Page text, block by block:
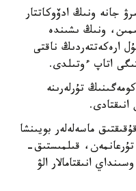
جانە ونىڭ ادۆوكاتتار
ونىڭ ىشىندە
ارەكەتتەردىڭ ناقتى
اتاپ ءوتىلدى.
تۇرلەرىنە
انىقتادى.
ماسەلەلەر بويىنشا
تۇرعانمەن، قىلمىستىق-
انىقتامالار الۋ